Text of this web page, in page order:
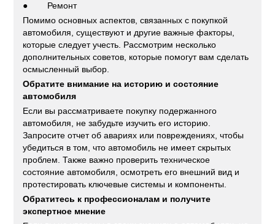
● Ремонт
Помимо основных аспектов, связанных с покупкой
автомобиля, существуют и другие важные факторы,
которые следует учесть. Рассмотрим несколько
дополнительных советов, которые помогут вам сделать
осмысленный выбор.
Обратите внимание на историю и состояние
автомобиля
Если вы рассматриваете покупку подержанного
автомобиля, не забудьте изучить его историю.
Запросите отчет об авариях или повреждениях, чтобы
убедиться в том, что автомобиль не имеет скрытых
проблем. Также важно проверить техническое
состояние автомобиля, осмотреть его внешний вид и
протестировать ключевые системы и компоненты.
Обратитесь к профессионалам и получите
экспертное мнение